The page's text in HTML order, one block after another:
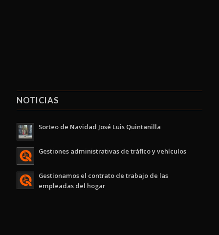
NOTICIAS
Sorteo de Navidad José Luis Quintanilla
Gestiones administrativas de tráfico y vehículos
Gestionamos el contrato de trabajo de las
empleadas del hogar